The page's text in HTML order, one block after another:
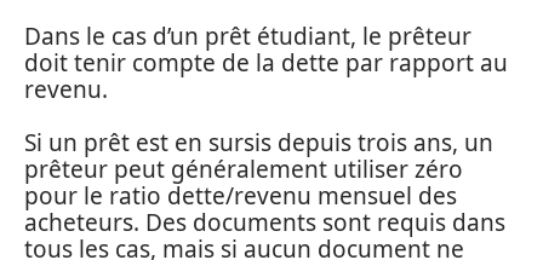
Dans le cas d’un prêt étudiant, le prêteur
doit tenir compte de la dette par rapport au
revenu.
Si un prêt est en sursis depuis trois ans, un
prêteur peut généralement utiliser zéro
pour le ratio dette/revenu mensuel des
acheteurs. Des documents sont requis dans
tous les cas, mais si aucun document ne